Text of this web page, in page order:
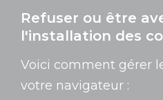
Refuser ou être
l'installation des
Voici comment gérer
votre navigateur :